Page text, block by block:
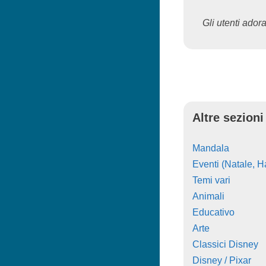
Gli utenti
Altre
Mandala
Eventi (Natale,
Temi vari
Animali
Educativo
Arte
Classici Disney
Disney / Pixar